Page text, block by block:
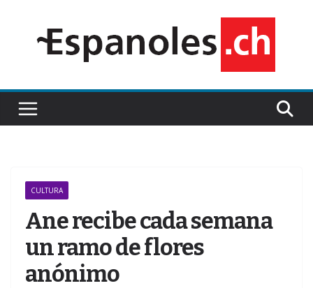
contenido
CULTURA
Ane recibe cada semana
un ramo de flores
anónimo